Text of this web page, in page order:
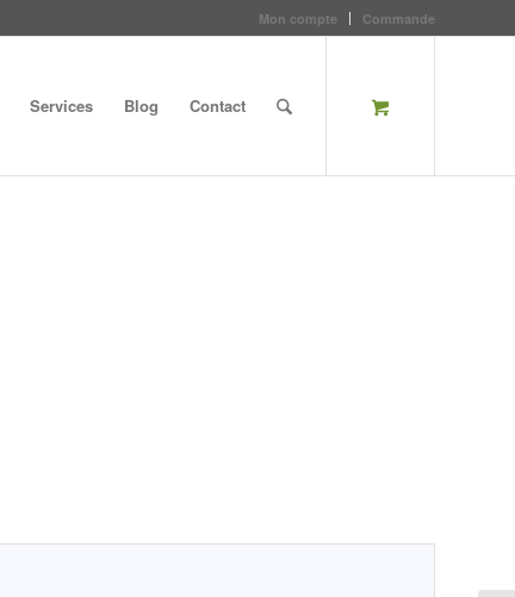
Mon compte Commande
Services Blog Contact